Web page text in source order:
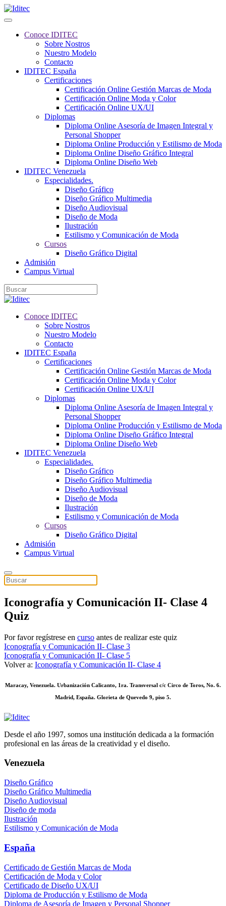
Conoce IDITEC
Sobre Nostros
Nuestro Modelo
Contacto
IDITEC España
Certificaciones
Certificación Online Gestión Marcas de Moda
Certificación Online Moda y Color
Certificación Online UX/UI
Diplomas
Diploma Online Asesoría de Imagen Integral y
Personal Shopper
Diploma Online Producción y Estilismo de Moda
Diploma Online Diseño Gráfico Integral
Diploma Online Diseño Web
IDITEC Venezuela
Especialidades.
Diseño Gráfico
Diseño Gráfico Multimedia
Diseño Audiovisual
Diseño de Moda
Ilustración
Estilismo y Comunicación de Moda
Cursos
Diseño Gráfico Digital
Admisión
Campus Virtual
Conoce IDITEC
Sobre Nostros
Nuestro Modelo
Contacto
IDITEC España
Certificaciones
Certificación Online Gestión Marcas de Moda
Certificación Online Moda y Color
Certificación Online UX/UI
Diplomas
Diploma Online Asesoría de Imagen Integral y
Personal Shopper
Diploma Online Producción y Estilismo de Moda
Diploma Online Diseño Gráfico Integral
Diploma Online Diseño Web
IDITEC Venezuela
Especialidades.
Diseño Gráfico
Diseño Gráfico Multimedia
Diseño Audiovisual
Diseño de Moda
Ilustración
Estilismo y Comunicación de Moda
Cursos
Diseño Gráfico Digital
Admisión
Campus Virtual
Iconografía y Comunicación II- Clase 4
Quiz
Por favor regístrese en curso antes de realizar este quiz
Iconografía y Comunicación II- Clase 3
Iconografía y Comunicación II- Clase 5
Volver a: Iconografía y Comunicación II- Clase 4
Maracay, Venezuela. Urbanización Calicanto, 1ra. Transversal c/c Circo de Toros, No. 6.
Madrid, España. Glorieta de Quevedo 9, piso 5.
Desde el año 1997, somos una institución dedicada a la formación
profesional en las áreas de la creatividad y el diseño.
Venezuela
Diseño Gráfico
Diseño Gráfico Multimedia
Diseño Audiovisual
Diseño de moda
Ilustración
Estilismo y Comunicación de Moda
España
Certificado de Gestión Marcas de Moda
Certificación de Moda y Color
Certificado de Diseño UX/UI
Diploma de Producción y Estilismo de Moda
Diploma de Asesoría de Imagen y Personal Shopper